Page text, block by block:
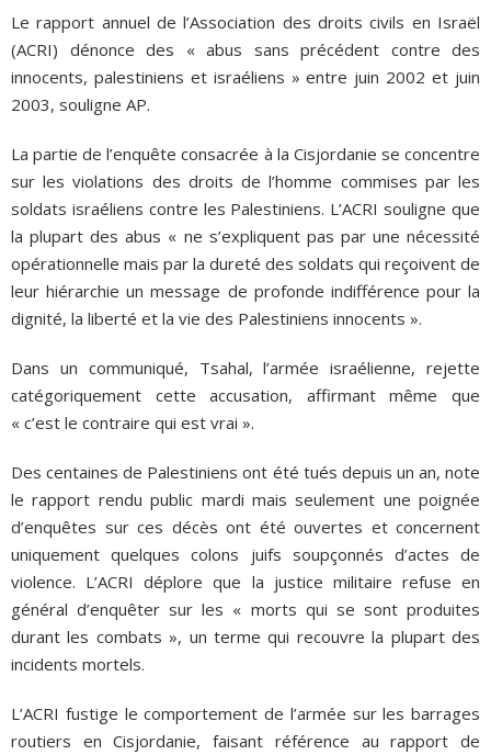
Le rapport annuel de l’Association des droits civils en Israël
(ACRI) dénonce des « abus sans précédent contre des
innocents, palestiniens et israéliens » entre juin 2002 et juin
2003, souligne AP.
La partie de l’enquête consacrée à la Cisjordanie se concentre
sur les violations des droits de l’homme commises par les
soldats israéliens contre les Palestiniens. L’ACRI souligne que
la plupart des abus « ne s’expliquent pas par une nécessité
opérationnelle mais par la dureté des soldats qui reçoivent de
leur hiérarchie un message de profonde indifférence pour la
dignité, la liberté et la vie des Palestiniens innocents ».
Dans un communiqué, Tsahal, l’armée israélienne, rejette
catégoriquement cette accusation, affirmant même que
« c’est le contraire qui est vrai ».
Des centaines de Palestiniens ont été tués depuis un an, note
le rapport rendu public mardi mais seulement une poignée
d’enquêtes sur ces décès ont été ouvertes et concernent
uniquement quelques colons juifs soupçonnés d’actes de
violence. L’ACRI déplore que la justice militaire refuse en
général d’enquêter sur les « morts qui se sont produites
durant les combats », un terme qui recouvre la plupart des
incidents mortels.
L’ACRI fustige le comportement de l’armée sur les barrages
routiers en Cisjordanie, faisant référence au rapport de